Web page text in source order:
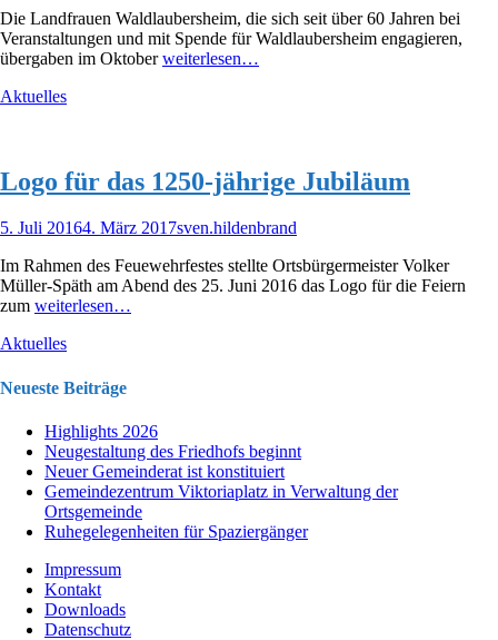
Die Landfrauen Waldlaubersheim, die sich seit über 60 Jahren bei
Veranstaltungen und mit Spende für Waldlaubersheim engagieren,
übergaben im Oktoberweiterlesen…
Kategorien
Aktuelles
Logo für das 1250-jährige Jubiläum
Veröffentlicht
5. Juli 20164. März 2017Autor
sven.hildenbrand
Im Rahmen des Feuewehrfestes stellte Ortsbürgermeister Volker
Müller-Späth am Abend des 25. Juni 2016 das Logo für die Feiern
zum weiterlesen…
Kategorien
Aktuelles
Neueste Beiträge
Highlights 2026
Neugestaltung des Friedhofs beginnt
Neuer Gemeinderat ist konstituiert
Gemeindezentrum Viktoriaplatz in Verwaltung der
Ortsgemeinde
Ruhegelegenheiten für Spaziergänger
Impressum
Kontakt
Downloads
Datenschutz